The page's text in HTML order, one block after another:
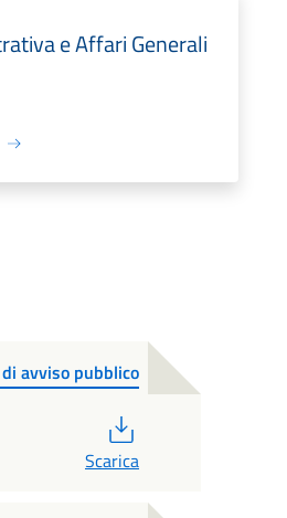
e Affari Generali
avviso pubblico
Scarica